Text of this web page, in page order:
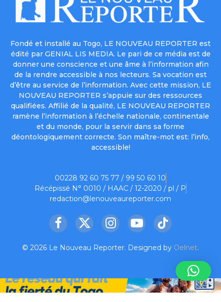
Fondé et installé au Togo, LE NOUVEAU REPORTER est
édité par GENIAL LIS MEDIA. Le pari de ce média est de
donner une conscience et une âme à l’information afin
de la rendre accessible à nos lecteurs. Sa vocation est
d’être au service de l’information. Avec cette mission, LE
NOUVEAU REPORTER s’appuie sur des ressources
qualifiées. Affilié de la qualité, LE NOUVEAU REPORTER
ramène l’information à l’échelle nationale, continentale
et du monde, pour la servir dans sa forme
déontologiquement correcte. Son maître-mot est: l’info,
accessible!
00228 92 60 75 77 / 99 50 60 10
Récépissé N° 0010 / HAAC / 12-2020 / pl / P
redaction@lenouveaureporter.com
Facebook
X
InstagramYouTubeTikTok
© 2026 Le Nouveau Reporter. Designed by Oelnet.